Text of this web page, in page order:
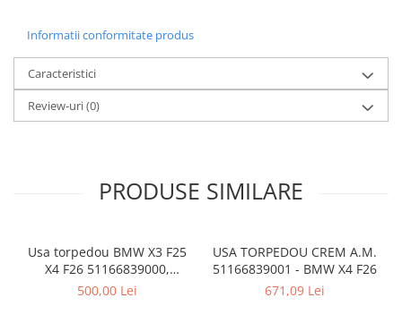
Informatii conformitate produs
Caracteristici
Review-uri(0)
PRODUSE SIMILARE
Usa torpedou BMW X3 F25
X4 F26 51166839000,
51169242086
500,00 Lei
USA TORPEDOU CREM A.M.
51166839001 - BMW X4 F26
671,09 Lei